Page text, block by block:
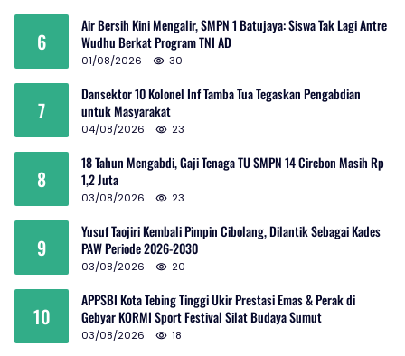
6
Air Bersih Kini Mengalir, SMPN 1 Batujaya: Siswa Tak Lagi Antre
Wudhu Berkat Program TNI AD
01/08/2026 30
7
Dansektor 10 Kolonel Inf Tamba Tua Tegaskan Pengabdian
untuk Masyarakat
04/08/2026 23
8
18 Tahun Mengabdi, Gaji Tenaga TU SMPN 14 Cirebon Masih Rp
1,2 Juta
03/08/2026 23
9
Yusuf Taojiri Kembali Pimpin Cibolang, Dilantik Sebagai Kades
PAW Periode 2026-2030
03/08/2026 20
10
APPSBI Kota Tebing Tinggi Ukir Prestasi Emas & Perak di
Gebyar KORMI Sport Festival Silat Budaya Sumut
03/08/2026 18